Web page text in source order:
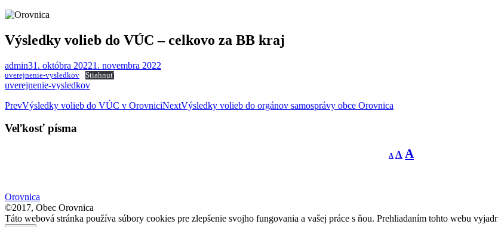
Výsledky volieb do VÚC – celkovo za BB kraj
admin31. októbra 20221. novembra 2022
uverejnenie-vysledkov Stiahnuť
uverejnenie-vysledkov
Post
navigation
PrevVýsledky volieb do VÚC v OrovniciNextVýsledky volieb do orgánov samosprávy obce Orovnica
Veľkosť písma
A
Decrease
font
A Reset
font
A
Orovnica
©2017, Obec Orovnica
Táto webová stránka používa súbory cookies pre zlepšenie svojho fungovania a vašej práce s ňou. Prehliadaním tohto webu